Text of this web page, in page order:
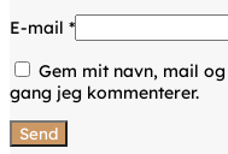
E-mail *
Gem mit navn, mail
gang jeg kommenterer.